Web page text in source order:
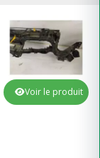
Voir le produit